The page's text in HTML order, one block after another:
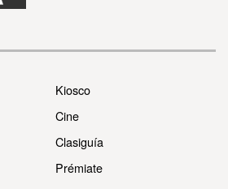
Kiosco
Cine
Clasiguía
Prémiate